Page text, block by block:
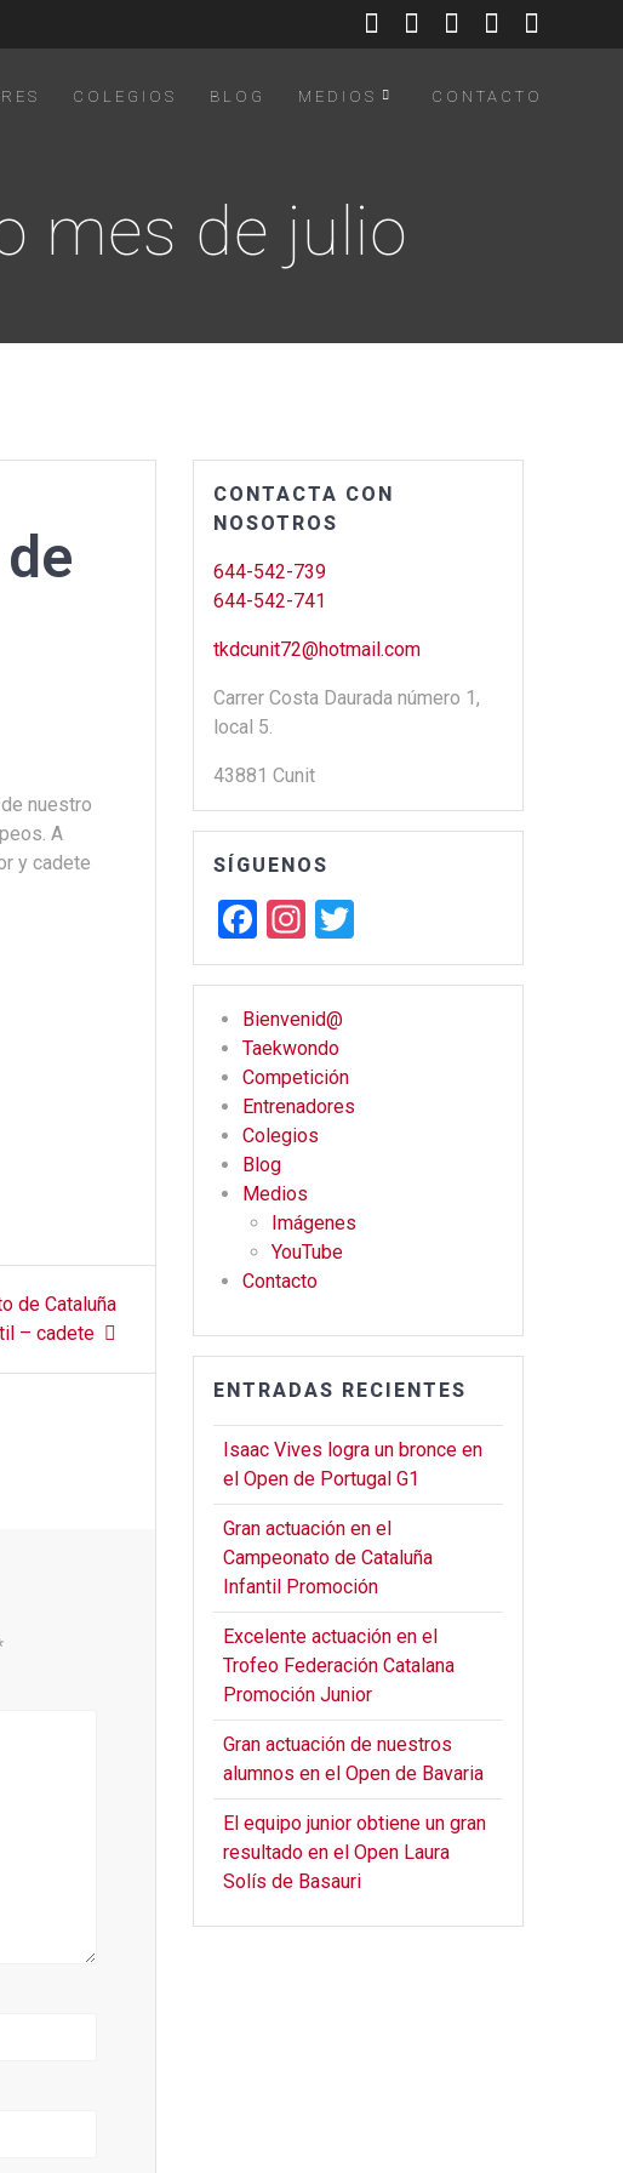
COLEGIOS BLOG MEDIOS CONTACTO
mes de julio
nuestro
A
y cadete
de Cataluña
– cadete
CONTACTA CON
NOSOTROS
644-542-739
644-542-741
tkdcunit72@hotmail.com
Carrer Costa Daurada número 1,
local 5.
43881 Cunit
SÍGUENOS
F
a
ce
b
o
o
k
In
st
a
gr
a
m
wi
tt
Bienvenid@
Taekwondo
Competición
Entrenadores
Colegios
Blog
Medios
Imágenes
YouTube
Contacto
ENTRADAS RECIENTES
Isaac Vives logra un bronce en
el Open de Portugal G1
Gran actuación en el
Campeonato de Cataluña
Infantil Promoción
Excelente actuación en el
Trofeo Federación Catalana
Promoción Junior
Gran actuación de nuestros
alumnos en el Open de Bavaria
El equipo junior obtiene un gran
resultado en el Open Laura
Solís de Basauri